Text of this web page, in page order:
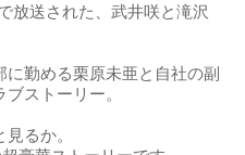
放送された、武井咲と滝沢
勤める栗原未亜と自社の副
ストーリー。
るか。